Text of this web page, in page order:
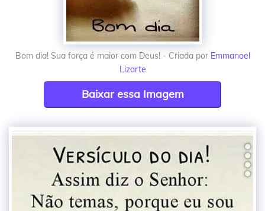
Bom dia! Sua força é maior com Deus! - Criada por Emmanoel
Lizarte
Baixar essa Imagem